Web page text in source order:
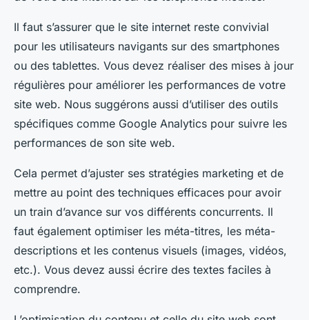
Il faut s’assurer que le site internet reste convivial
pour les utilisateurs navigants sur des smartphones
ou des tablettes. Vous devez réaliser des mises à jour
régulières pour améliorer les performances de votre
site web. Nous suggérons aussi d’utiliser des outils
spécifiques comme Google Analytics pour suivre les
performances de son site web.
Cela permet d’ajuster ses stratégies marketing et de
mettre au point des techniques efficaces pour avoir
un train d’avance sur vos différents concurrents. Il
faut également optimiser les méta-titres, les méta-
descriptions et les contenus visuels (images, vidéos,
etc.). Vous devez aussi écrire des textes faciles à
comprendre.